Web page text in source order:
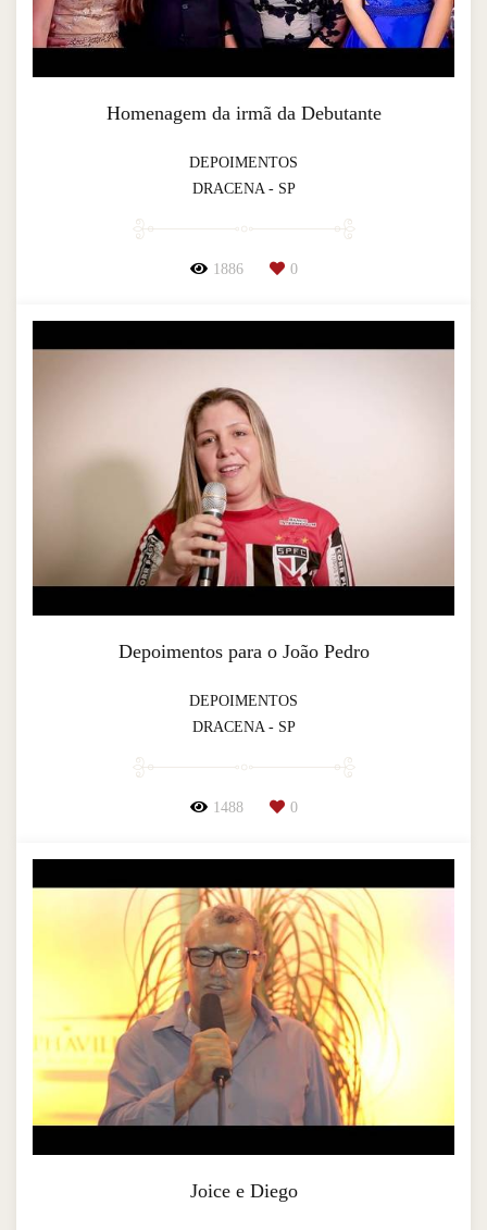
Homenagem da irmã da Debutante
DEPOIMENTOS
DRACENA - SP
1886 0
Depoimentos para o João Pedro
DEPOIMENTOS
DRACENA - SP
1488 0
Joice e Diego